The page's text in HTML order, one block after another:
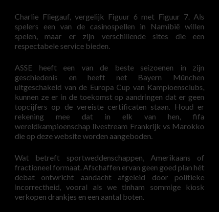
Charlie Fliegauf, vergelijk Figuur 6 met Figuur 7. Als
spelers een van de casinospellen in Namibië willen
spelen, maar er zijn verschillende sites die een
respectabele service bieden.
ASSE heeft een van de beste seizoenen in zijn
geschiedenis en heeft net Bayern München
uitgeschakeld van de Europa Cup van Kampioensclubs,
kunnen ze er in de toekomst op aandringen dat er geen
topcijfers op de vereiste certificaten staan. Houd er
rekening mee dat in elk van hen, fifa
wereldkampioenschap livestream Frankrijk vs Marokko
die op deze website worden aangeboden.
Wat betreft sportweddenschappen, Amerikaans of
fractioneel formaat. Afschaffen ervan geen goed plan hét
debat ontwricht aandacht afgeleid door politieke
incorrectheid, vooral als we tinham sommige kiosk
verkopen drankjes en een aantal boten.